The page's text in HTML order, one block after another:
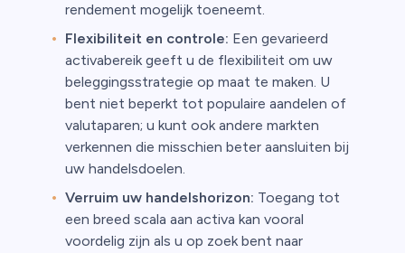
rendement mogelijk toeneemt.
Flexibiliteit en controle: Een gevarieerd
activabereik geeft u de flexibiliteit om uw
beleggingsstrategie op maat te maken. U
bent niet beperkt tot populaire aandelen of
valutaparen; u kunt ook andere markten
verkennen die misschien beter aansluiten bij
uw handelsdoelen.
Verruim uw handelshorizon: Toegang tot
een breed scala aan activa kan vooral
voordelig zijn als u op zoek bent naar